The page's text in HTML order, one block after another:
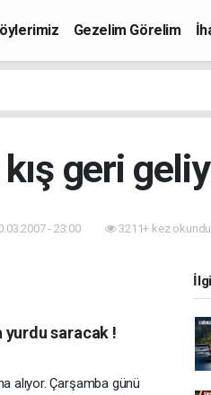
Gezelim Görelim
geri
- 23:00 3211+ kez
yurdu saracak !
alıyor. Çarşamba günü